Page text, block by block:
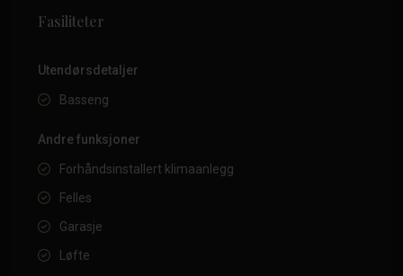
Fasiliteter
Utendørsdetaljer
Basseng
Andre funksjoner
Forhåndsinstallert klimaanlegg
Felles
Garasje
Løfte